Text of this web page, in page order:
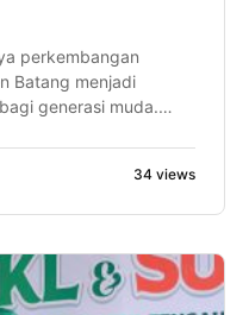
perkembangan
Batang menjadi
generasi muda.
Feed and Care De34 views